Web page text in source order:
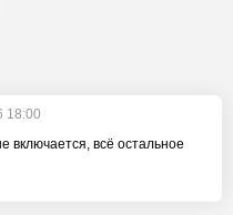
18:00
включается, всё остальное